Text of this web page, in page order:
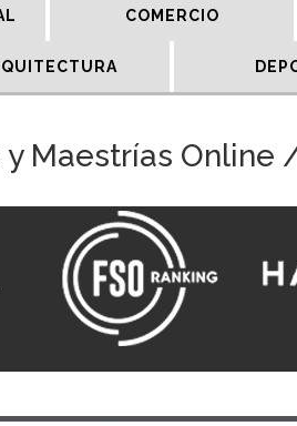
COMERCIO
y Maestrías Online